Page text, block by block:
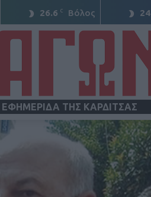
26.6 C Βόλος
ΤΗΣ ΚΑΡΔΙΤΣΑΣ